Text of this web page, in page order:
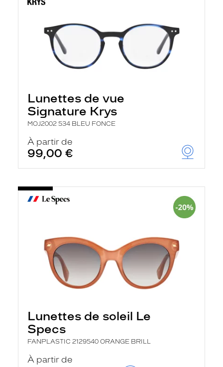
Lunettes de vue
Signature Krys
MOJ2002 534 BLEU FONCE
À partir de
99,00 €
Lunettes de soleil Le
Specs
FANPLASTIC 2129540 ORANGE BRILL
À partir de